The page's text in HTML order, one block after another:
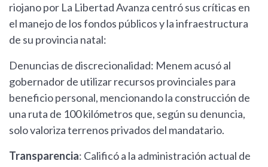
riojano por La Libertad Avanza centró sus críticas en
el manejo de los fondos públicos y la infraestructura
de su provincia natal:
Denuncias de discrecionalidad: Menem acusó al
gobernador de utilizar recursos provinciales para
beneficio personal, mencionando la construcción de
una ruta de 100 kilómetros que, según su denuncia,
solo valoriza terrenos privados del mandatario.
Transparencia: Calificó a la administración actual de